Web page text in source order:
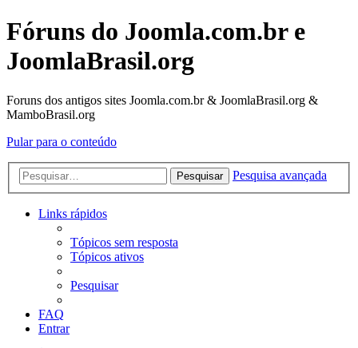
Fóruns do Joomla.com.br e
JoomlaBrasil.org
Foruns dos antigos sites Joomla.com.br & JoomlaBrasil.org &
MamboBrasil.org
Pular para o conteúdo
Pesquisar Pesquisa avançada
Links rápidos
Tópicos sem resposta
Tópicos ativos
Pesquisar
FAQ
Entrar